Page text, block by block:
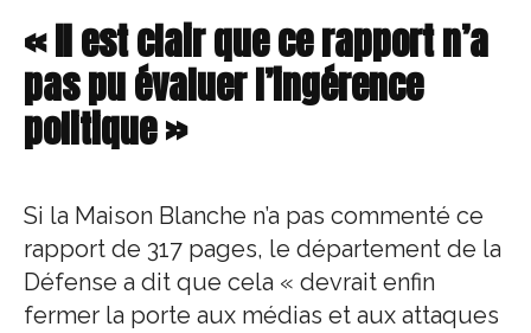
« Il est clair que ce rapport n’a
pas pu évaluer l’ingérence
politique »
Si la Maison Blanche n’a pas commenté ce
rapport de 317 pages, le département de la
Défense a dit que cela « devrait enfin
fermer la porte aux médias et aux attaques